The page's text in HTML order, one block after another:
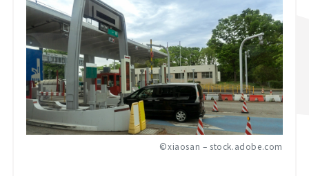
©xiaosan – stock.adobe.com